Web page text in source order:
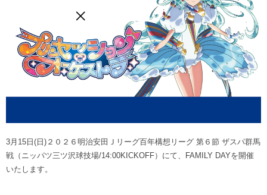
ヒストリー
サステナビリティ
ホームタウン活動
ニッパツ横浜FCシーガルズ
ゲームスチュワード
学生インターンシップ
横浜FC公式オンラインショップ
クラブメンバー
スタータークラブ
育成ビジョン
試合日程・結果
フェニックスクラブ
サッカースクール
パートナー
パートナー一覧
あしながドリーム基金
お問い合わせ
お問い合わせ
3月15日(日)２０２６明治安田Ｊリーグ百年構想リーグ 第６節 ザスパ群馬
戦（ニッパツ三ツ沢球技場/14:00KICKOFF）にて、FAMILY DAYを開催
いたします。